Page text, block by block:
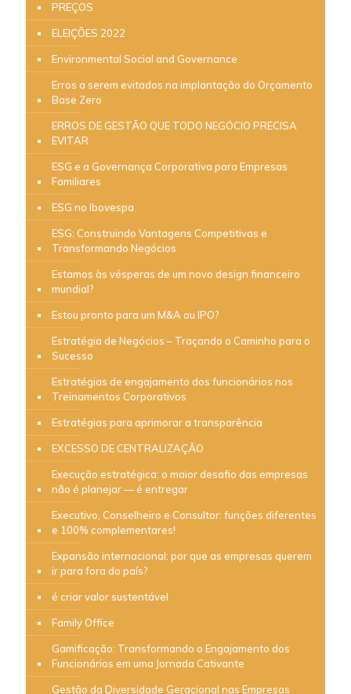
PREÇOS
ELEIÇÕES 2022
Environmental Social and Governance
Erros a serem evitados na implantação do Orçamento
Base Zero
ERROS DE GESTÃO QUE TODO NEGÓCIO PRECISA
EVITAR
ESG e a Governança Corporativa para Empresas
Familiares
ESG no Ibovespa
ESG: Construindo Vantagens Competitivas e
Transformando Negócios
Estamos às vésperas de um novo design financeiro
mundial?
Estou pronto para um M&A ou IPO?
Estratégia de Negócios – Traçando o Caminho para o
Sucesso
Estratégias de engajamento dos funcionários nos
Treinamentos Corporativos
Estratégias para aprimorar a transparência
EXCESSO DE CENTRALIZAÇÃO
Execução estratégica: o maior desafio das empresas
não é planejar — é entregar
Executivo, Conselheiro e Consultor: funções diferentes
e 100% complementares!
Expansão internacional: por que as empresas querem
ir para fora do país?
é criar valor sustentável
Family Office
Gamificação: Transformando o Engajamento dos
Funcionários em uma Jornada Cativante
Gestão da Diversidade Geracional nas Empresas